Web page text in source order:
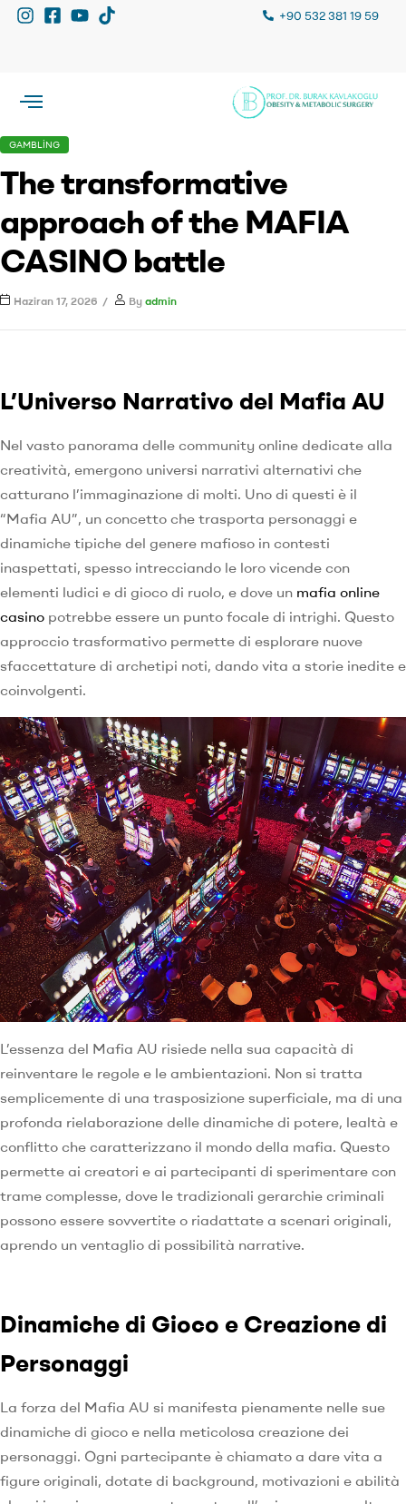
+90 532 381 19 59
GAMBLING
The transformative
approach of the MAFIA
CASINO battle
Haziran 17, 2026 By admin
L’Universo Narrativo del Mafia AU
Nel vasto panorama delle community online dedicate alla
creatività, emergono universi narrativi alternativi che
catturano l’immaginazione di molti. Uno di questi è il
“Mafia AU”, un concetto che trasporta personaggi e
dinamiche tipiche del genere mafioso in contesti
inaspettati, spesso intrecciando le loro vicende con
elementi ludici e di gioco di ruolo, e dove un mafia online
casino potrebbe essere un punto focale di intrighi. Questo
approccio trasformativo permette di esplorare nuove
sfaccettature di archetipi noti, dando vita a storie inedite e
coinvolgenti.
L’essenza del Mafia AU risiede nella sua capacità di
reinventare le regole e le ambientazioni. Non si tratta
semplicemente di una trasposizione superficiale, ma di una
profonda rielaborazione delle dinamiche di potere, lealtà e
conflitto che caratterizzano il mondo della mafia. Questo
permette ai creatori e ai partecipanti di sperimentare con
trame complesse, dove le tradizionali gerarchie criminali
possono essere sovvertite o riadattate a scenari originali,
aprendo un ventaglio di possibilità narrative.
Dinamiche di Gioco e Creazione di
Personaggi
La forza del Mafia AU si manifesta pienamente nelle sue
dinamiche di gioco e nella meticolosa creazione dei
personaggi. Ogni partecipante è chiamato a dare vita a
figure originali, dotate di background, motivazioni e abilità